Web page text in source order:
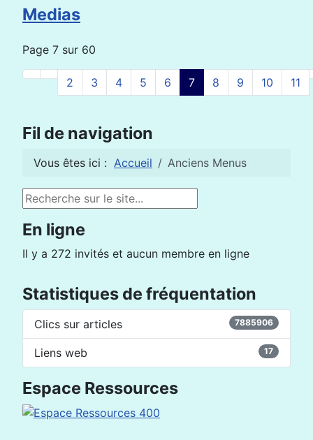
Espace Ressources
Medias
Page 7 sur 60
2 3 4 5 6 7 8 9 10 11
Fil de navigation
Vous êtes ici : Accueil Anciens Menus
Rechercher
En ligne
Il y a 272 invités et aucun membre en ligne
Statistiques de fréquentation
Clics sur articles 7885906
Liens web 17